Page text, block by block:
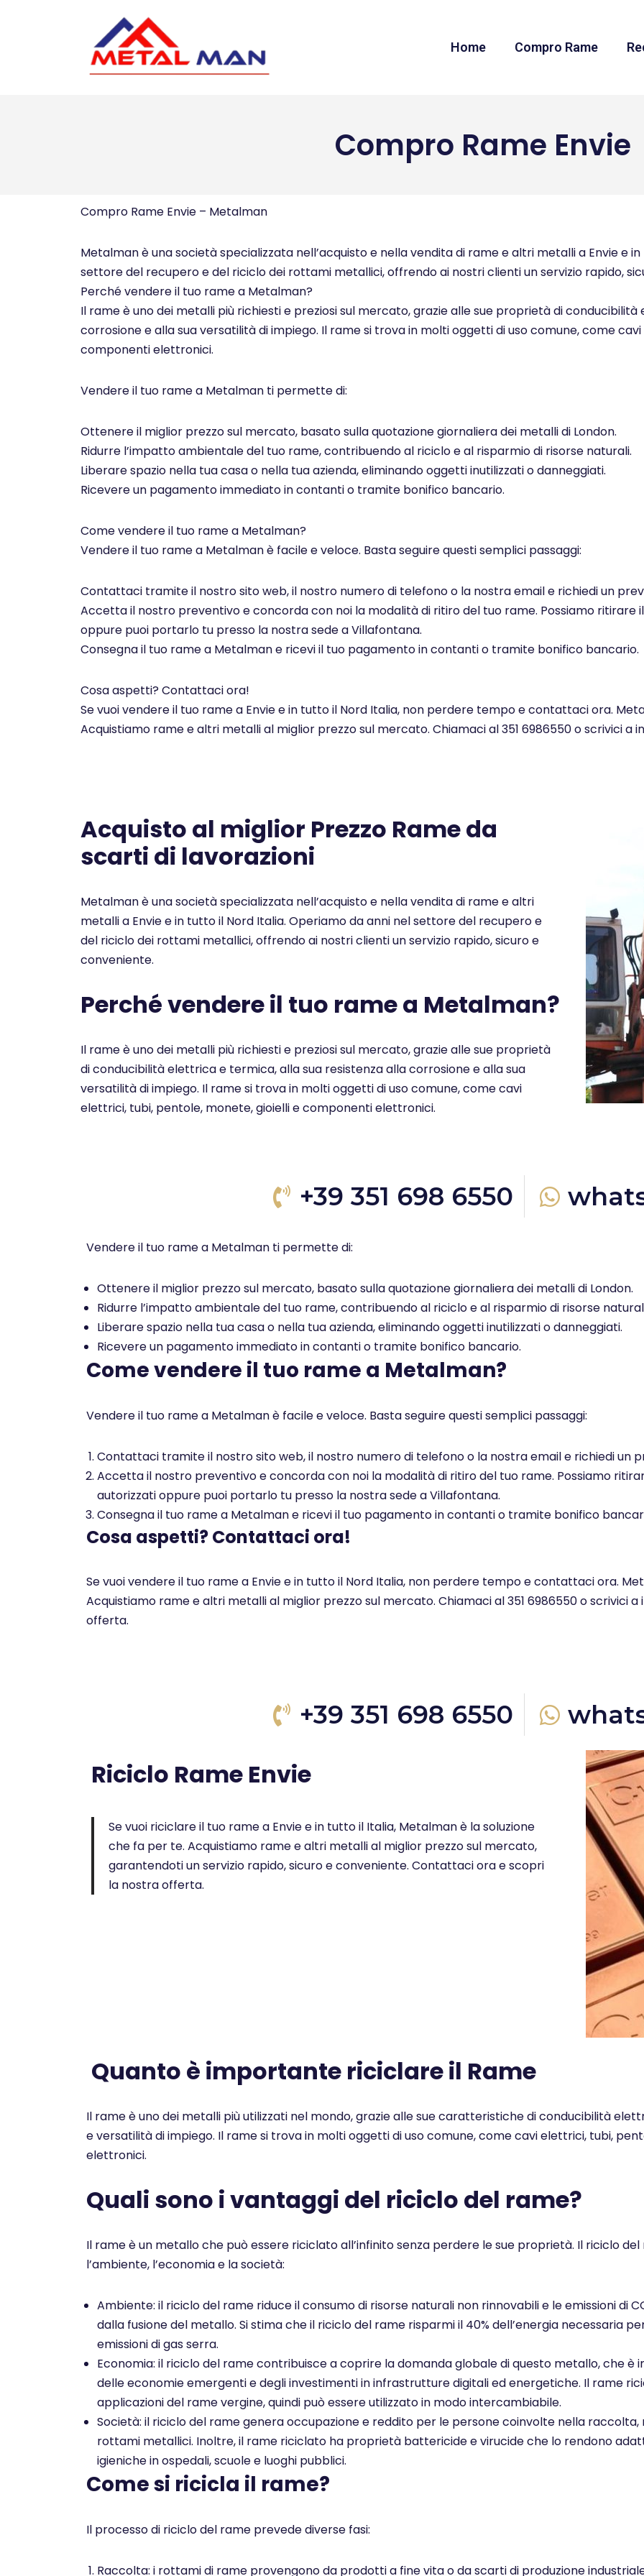
Home Compro Rame
Compro Rame Envie
Compro Rame Envie – Metalman
Metalman è una società specializzata nell’acquisto e nella vendita di rame e altri metalli a Envie e
settore del recupero e del riciclo dei rottami metallici, offrendo ai nostri clienti un servizio rapido,
Perché vendere il tuo rame a Metalman?
Il rame è uno dei metalli più richiesti e preziosi sul mercato, grazie alle sue proprietà di
corrosione e alla sua versatilità di impiego. Il rame si trova in molti oggetti di uso comune, come
componenti elettronici.
Vendere il tuo rame a Metalman ti permette di:
Ottenere il miglior prezzo sul mercato, basato sulla quotazione giornaliera dei metalli di London.
Ridurre l’impatto ambientale del tuo rame, contribuendo al riciclo e al risparmio di risorse naturali.
Liberare spazio nella tua casa o nella tua azienda, eliminando oggetti inutilizzati o danneggiati.
Ricevere un pagamento immediato in contanti o tramite bonifico bancario.
Come vendere il tuo rame a Metalman?
Vendere il tuo rame a Metalman è facile e veloce. Basta seguire questi semplici passaggi:
Contattaci tramite il nostro sito web, il nostro numero di telefono o la nostra email e richiedi un
Accetta il nostro preventivo e concorda con noi la modalità di ritiro del tuo rame. Possiamo ritirare
oppure puoi portarlo tu presso la nostra sede a Villafontana.
Consegna il tuo rame a Metalman e ricevi il tuo pagamento in contanti o tramite bonifico bancario.
Cosa aspetti? Contattaci ora!
Se vuoi vendere il tuo rame a Envie e in tutto il Nord Italia, non perdere tempo e contattaci ora.
Acquistiamo rame e altri metalli al miglior prezzo sul mercato. Chiamaci al 351 6986550 o scrivici
Acquisto al miglior Prezzo Rame da
scarti di lavorazioni
Metalman è una società specializzata nell’acquisto e nella vendita di rame e altri
metalli a Envie e in tutto il Nord Italia. Operiamo da anni nel settore del recupero e
del riciclo dei rottami metallici, offrendo ai nostri clienti un servizio rapido, sicuro e
conveniente.
Perché vendere il tuo rame a Metalman?
Il rame è uno dei metalli più richiesti e preziosi sul mercato, grazie alle sue proprietà
di conducibilità elettrica e termica, alla sua resistenza alla corrosione e alla sua
versatilità di impiego. Il rame si trova in molti oggetti di uso comune, come cavi
elettrici, tubi, pentole, monete, gioielli e componenti elettronici.
+39 351 698 6550
Vendere il tuo rame a Metalman ti permette di:
Ottenere il miglior prezzo sul mercato, basato sulla quotazione giornaliera dei metalli di London.
Ridurre l’impatto ambientale del tuo rame, contribuendo al riciclo e al risparmio di risorse
Liberare spazio nella tua casa o nella tua azienda, eliminando oggetti inutilizzati o danneggiati.
Ricevere un pagamento immediato in contanti o tramite bonifico bancario.
Come vendere il tuo rame a Metalman?
Vendere il tuo rame a Metalman è facile e veloce. Basta seguire questi semplici passaggi:
Contattaci tramite il nostro sito web, il nostro numero di telefono o la nostra email e richiedi un
Accetta il nostro preventivo e concorda con noi la modalità di ritiro del tuo rame. Possiamo
autorizzati oppure puoi portarlo tu presso la nostra sede a Villafontana.
Consegna il tuo rame a Metalman e ricevi il tuo pagamento in contanti o tramite bonifico
Cosa aspetti? Contattaci ora!
Se vuoi vendere il tuo rame a Envie e in tutto il Nord Italia, non perdere tempo e contattaci ora.
Acquistiamo rame e altri metalli al miglior prezzo sul mercato. Chiamaci al 351 6986550 o scrivici
offerta.
+39 351 698 6550
Riciclo Rame Envie
Se vuoi riciclare il tuo rame a Envie e in tutto il Italia, Metalman è la soluzione
che fa per te. Acquistiamo rame e altri metalli al miglior prezzo sul mercato,
garantendoti un servizio rapido, sicuro e conveniente. Contattaci ora e scopri
la nostra offerta.
Quanto è importante riciclare il Rame
Il rame è uno dei metalli più utilizzati nel mondo, grazie alle sue caratteristiche di conducibilità
e versatilità di impiego. Il rame si trova in molti oggetti di uso comune, come cavi elettrici, tubi,
elettronici.
Quali sono i vantaggi del riciclo del rame?
Il rame è un metallo che può essere riciclato all’infinito senza perdere le sue proprietà. Il riciclo
l’ambiente, l’economia e la società:
Ambiente: il riciclo del rame riduce il consumo di risorse naturali non rinnovabili e le emissioni di
dalla fusione del metallo. Si stima che il riciclo del rame risparmi il 40% dell’energia necessaria
emissioni di gas serra.
Economia: il riciclo del rame contribuisce a coprire la domanda globale di questo metallo, che
delle economie emergenti e degli investimenti in infrastrutture digitali ed energetiche. Il rame
applicazioni del rame vergine, quindi può essere utilizzato in modo intercambiabile.
Società: il riciclo del rame genera occupazione e reddito per le persone coinvolte nella
rottami metallici. Inoltre, il rame riciclato ha proprietà battericide e virucide che lo rendono
igieniche in ospedali, scuole e luoghi pubblici.
Come si ricicla il rame?
Il processo di riciclo del rame prevede diverse fasi:
Raccolta: i rottami di rame provengono da prodotti a fine vita o da scarti di produzione